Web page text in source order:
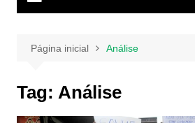
Página inicial Análise
Tag: Análise